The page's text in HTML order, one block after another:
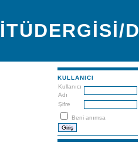
İTÜDERGİSİ/D
KULLANICI
Kullanıcı
Adı
Şifre
Beni anımsa